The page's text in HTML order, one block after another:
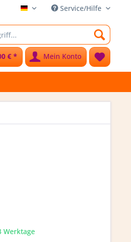
Stoffkleks Service/Hilfe
Mein Konto
€ *
Werktage